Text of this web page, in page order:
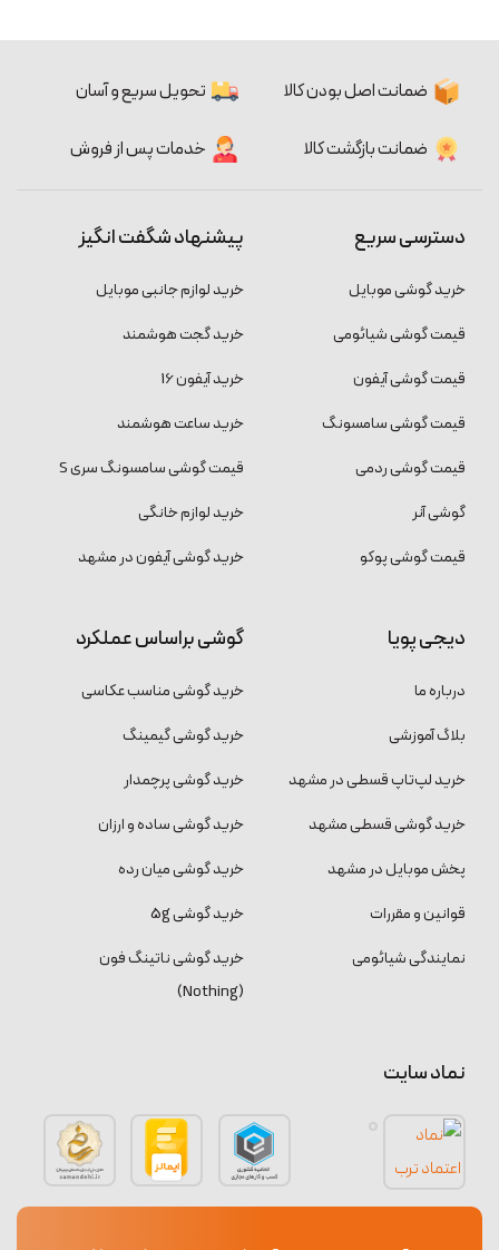
ضمانت اصل بودن کالا تحویل سریع و آسان
ضمانت بازگشت کالا خدمات پس از فروش
دسترسی سریع
خرید گوشی موبایل
قیمت گوشی شیائومی
قیمت گوشی آیفون
قیمت گوشی سامسونگ
قیمت گوشی ردمی
گوشی آنر
قیمت گوشی پوکو
پیشنهاد شگفت انگیز
خرید لوازم جانبی موبایل
خرید گجت هوشمند
خرید آیفون 16
خرید ساعت هوشمند
قیمت گوشی سامسونگ سری S
خرید لوازم خانگی
خرید گوشی آیفون در مشهد
دیجی پویا
درباره ما
بلاگ آموزشی
خرید لپ‌تاپ قسطی در مشهد
خرید گوشی قسطی مشهد
پخش موبایل در مشهد
قوانین و مقررات
نمایندگی شیائومی
گوشی براساس عملکرد
خرید گوشی مناسب عکاسی
خرید گوشی گیمینگ
خرید گوشی پرچمدار
خرید گوشی ساده و ارزان
خرید گوشی میان رده
خرید گوشی 5g
خرید گوشی ناتینگ فون
(Nothing)
نماد سایت